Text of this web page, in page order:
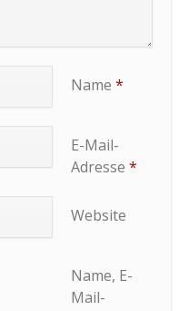
Name *
E-Mail-
Adresse *
Website
Name, E-
Mail-